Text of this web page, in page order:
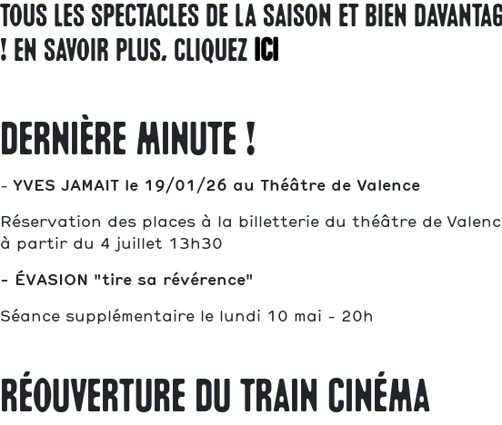
saison
2026 2027
tous les spectacles de la saison et bien
! En savoir plus, cliquez ici
Dernière minute !
- YVES JAMAIT le 19/01/26 au Théâtre de Valence
Réservation des places à la billetterie du théâtre de
à partir du 4 juillet 13h30
- ÉVASION "tire sa révérence"
Séance supplémentaire le lundi 10 mai - 20h
RÉOUVERTURE DU TRAIN CINÉMA